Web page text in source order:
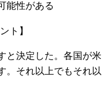
能性がある
ト】
と決定した。各国が米
。それ以上でもそれ以